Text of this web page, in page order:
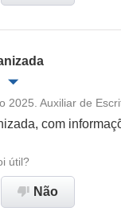
de promoção
esta empresa
2025. Auxiliar de
com
útil?
Não